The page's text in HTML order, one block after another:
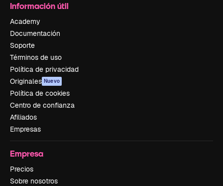
Información útil
Academy
Documentación
Soporte
Términos de uso
Política de privacidad
Originales Nuevo
Política de cookies
Centro de confianza
Afiliados
Empresas
Empresa
Precios
Sobre nosotros